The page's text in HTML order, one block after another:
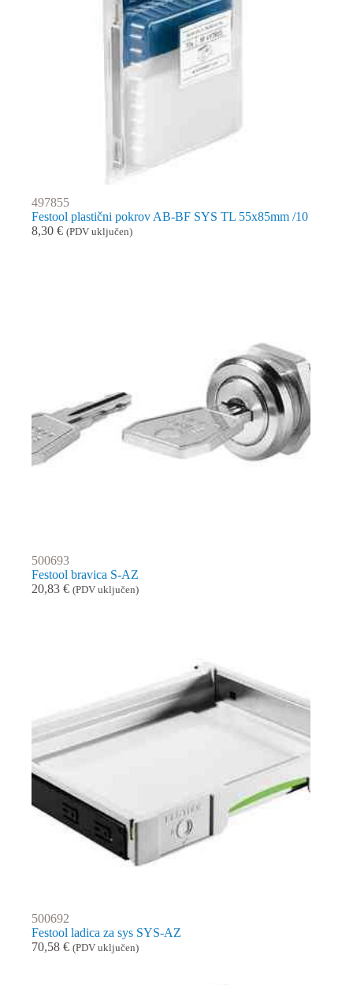
497855
Festool plastični pokrov AB-BF SYS TL 55x85mm /10
8,30 € (PDV uključen)
500693
Festool bravica S-AZ
20,83 € (PDV uključen)
500692
Festool ladica za sys SYS-AZ
70,58 € (PDV uključen)